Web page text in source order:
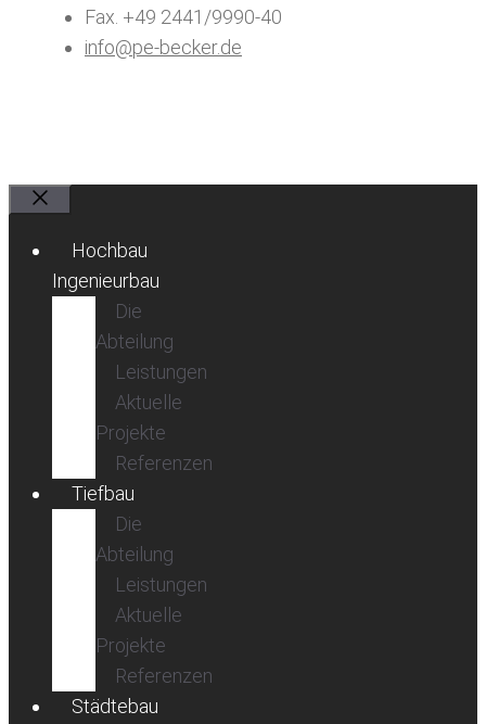
Fax. +49 2441/9990-40
info@pe-becker.de
Hochbau
Ingenieurbau
Die
Abteilung
Leistungen
Aktuelle
Projekte
Referenzen
Tiefbau
Die
Abteilung
Leistungen
Aktuelle
Projekte
Referenzen
Städtebau